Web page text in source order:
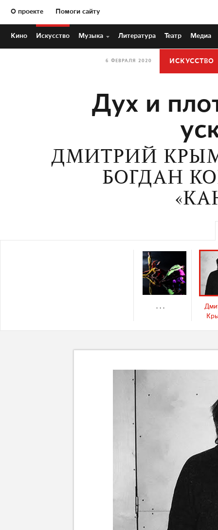
О проекте Помоги сайту
Кино Искусство Музыка Литература Театр Медиа
6 ФЕВРАЛЯ 2020 ИСКУССТВО
Дух и
ДМИТРИЙ
БОГДАН
. . .